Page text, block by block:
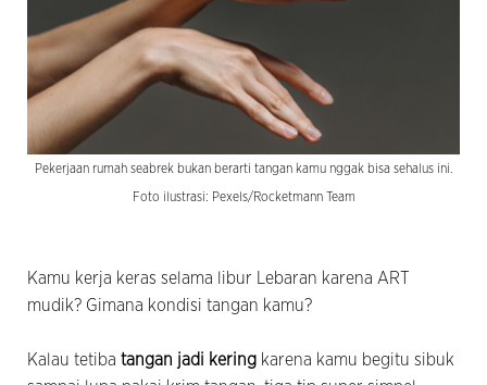
Pekerjaan rumah seabrek bukan berarti tangan kamu nggak bisa sehalus ini.
Foto ilustrasi: Pexels/Rocketmann Team
Kamu kerja keras selama libur Lebaran karena ART
mudik? Gimana kondisi tangan kamu?
Kalau tetiba tangan jadi kering karena kamu begitu sibuk